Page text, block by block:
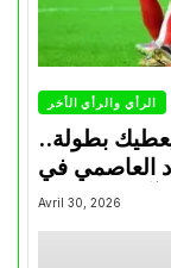
الرأي والرأي الأخر
يعطيك بطولة..
العاصمي في
آخر السنوات
Avril 30, 2026